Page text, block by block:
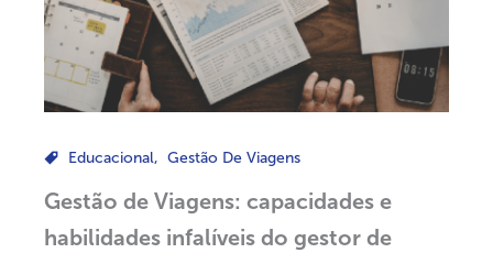
Educacional, Gestão De Viagens
Gestão de Viagens: capacidades e
habilidades infalíveis do gestor de